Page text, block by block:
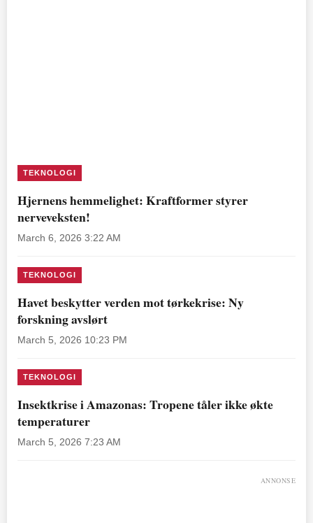
TEKNOLOGI
Hjernens hemmelighet: Kraftformer styrer
nerveveksten!
March 6, 2026 3:22 AM
TEKNOLOGI
Havet beskytter verden mot tørkekrise: Ny
forskning avslørt
March 5, 2026 10:23 PM
TEKNOLOGI
Insektkrise i Amazonas: Tropene tåler ikke økte
temperaturer
March 5, 2026 7:23 AM
ANNONSE